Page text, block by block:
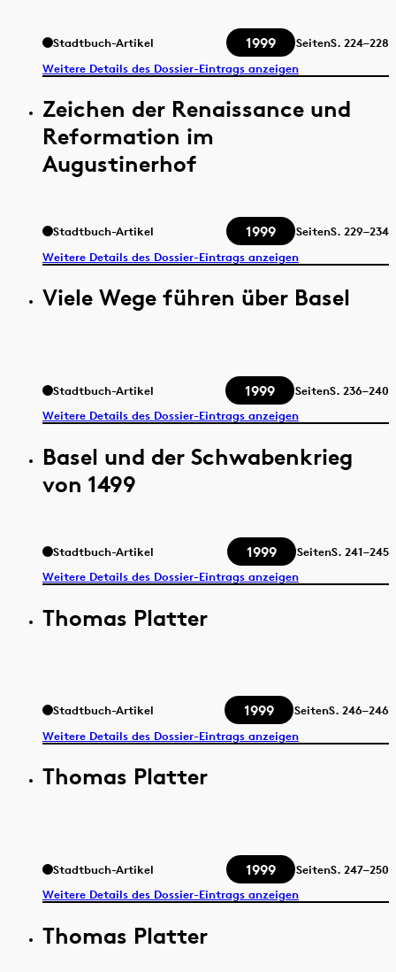
Stadtbuch-Artikel 1999 SeitenS. 224–228
Weitere Details des Dossier-Eintrags anzeigen
Zeichen der Renaissance und
Reformation im
Augustinerhof
Stadtbuch-Artikel 1999 SeitenS. 229–234
Weitere Details des Dossier-Eintrags anzeigen
Viele Wege führen über Basel
Stadtbuch-Artikel 1999 SeitenS. 236–240
Weitere Details des Dossier-Eintrags anzeigen
Basel und der Schwabenkrieg
von 1499
Stadtbuch-Artikel 1999 SeitenS. 241–245
Weitere Details des Dossier-Eintrags anzeigen
Thomas Platter
Stadtbuch-Artikel 1999 SeitenS. 246–246
Weitere Details des Dossier-Eintrags anzeigen
Thomas Platter
Stadtbuch-Artikel 1999 SeitenS. 247–250
Weitere Details des Dossier-Eintrags anzeigen
Thomas Platter